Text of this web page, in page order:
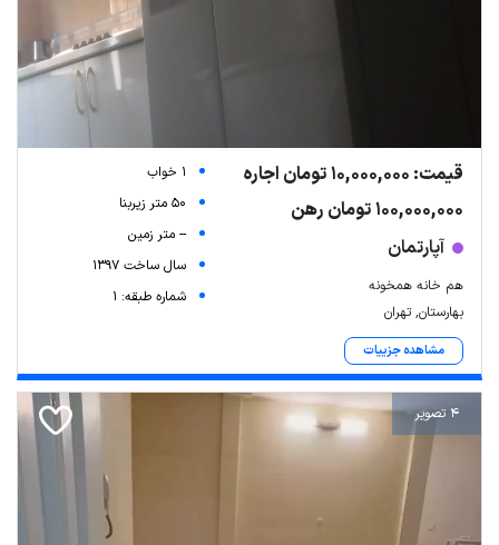
قیمت: 10,000,000 تومان اجاره
100,000,000 تومان رهن
آپارتمان
هم خانه همخونه
بهارستان, تهران
مشاهده جزییات
1 خواب
50 متر زیربنا
-- متر زمین
سال ساخت 1397
شماره طبقه: 1
4 تصویر